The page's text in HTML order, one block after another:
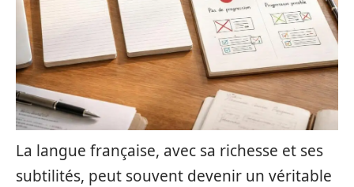
La langue française, avec sa richesse et ses
subtilités, peut souvent devenir un véritable